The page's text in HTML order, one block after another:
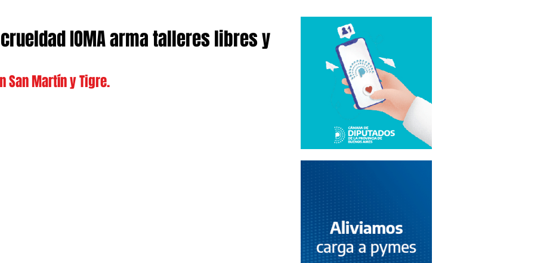
IOMA arma talleres libres y
San Martín y Tigre.